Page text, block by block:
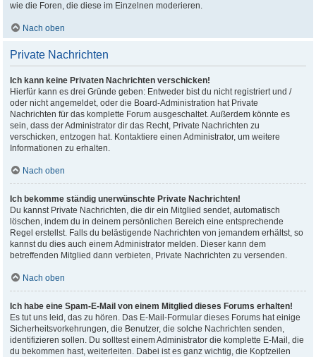
wie die Foren, die diese im Einzelnen moderieren.
Nach oben
Private Nachrichten
Ich kann keine Privaten Nachrichten verschicken!
Hierfür kann es drei Gründe geben: Entweder bist du nicht registriert und /
oder nicht angemeldet, oder die Board-Administration hat Private
Nachrichten für das komplette Forum ausgeschaltet. Außerdem könnte es
sein, dass der Administrator dir das Recht, Private Nachrichten zu
verschicken, entzogen hat. Kontaktiere einen Administrator, um weitere
Informationen zu erhalten.
Nach oben
Ich bekomme ständig unerwünschte Private Nachrichten!
Du kannst Private Nachrichten, die dir ein Mitglied sendet, automatisch
löschen, indem du in deinem persönlichen Bereich eine entsprechende
Regel erstellst. Falls du belästigende Nachrichten von jemandem erhältst, so
kannst du dies auch einem Administrator melden. Dieser kann dem
betreffenden Mitglied dann verbieten, Private Nachrichten zu versenden.
Nach oben
Ich habe eine Spam-E-Mail von einem Mitglied dieses Forums erhalten!
Es tut uns leid, das zu hören. Das E-Mail-Formular dieses Forums hat einige
Sicherheitsvorkehrungen, die Benutzer, die solche Nachrichten senden,
identifizieren sollen. Du solltest einem Administrator die komplette E-Mail, die
du bekommen hast, weiterleiten. Dabei ist es ganz wichtig, die Kopfzeilen